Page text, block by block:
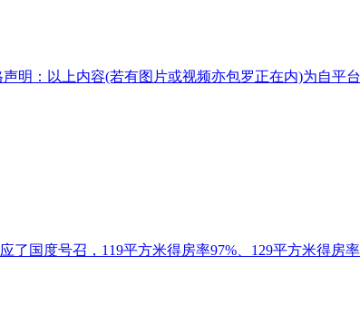
明：以上内容(若有图片或视频亦包罗正在内)为自平
国度号召，119平方米得房率97%、129平方米得房